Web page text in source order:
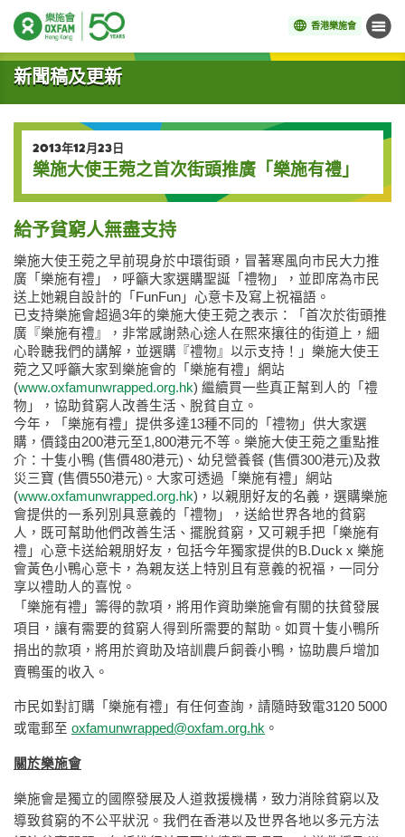
香港樂施會 目錄
開始主要內容
新聞稿及更新
2013年12月23日
樂施大使王菀之首次街頭推廣「樂施有禮」
給予貧窮人無盡支持
樂施大使王菀之早前現身於中環街頭，冒著寒風向市民大力推
廣「樂施有禮」，呼籲大家選購聖誕「禮物」，並即席為市民
送上她親自設計的「FunFun」心意卡及寫上祝福語。
已支持樂施會超過3年的樂施大使王菀之表示：「首次於街頭推
廣『樂施有禮』，非常感謝熱心途人在熙來攘往的街道上，細
心聆聽我們的講解，並選購『禮物』以示支持！」樂施大使王
菀之又呼籲大家到樂施會的「樂施有禮」網站
(www.oxfamunwrapped.org.hk) 繼續買一些真正幫到人的「禮
物」，協助貧窮人改善生活、脫貧自立。
今年，「樂施有禮」提供多達13種不同的「禮物」供大家選
購，價錢由200港元至1,800港元不等。樂施大使王菀之重點推
介：十隻小鴨 (售價480港元)、幼兒營養餐 (售價300港元)及救
災三寶 (售價550港元)。大家可透過「樂施有禮」網站
(www.oxfamunwrapped.org.hk)，以親朋好友的名義，選購樂施
會提供的一系列別具意義的「禮物」，送給世界各地的貧窮
人，既可幫助他們改善生活、擺脫貧窮，又可親手把「樂施有
禮」心意卡送給親朋好友，包括今年獨家提供的B.Duck x 樂施
會黃色小鴨心意卡，為親友送上特別且有意義的祝福，一同分
享以禮助人的喜悅。
「樂施有禮」籌得的款項，將用作資助樂施會有關的扶貧發展
項目，讓有需要的貧窮人得到所需要的幫助。如買十隻小鴨所
捐出的款項，將用於資助及培訓農戶飼養小鴨，協助農戶增加
賣鴨蛋的收入。
市民如對訂購「樂施有禮」有任何查詢，請隨時致電3120 5000
或電郵至 oxfamunwrapped@oxfam.org.hk 。
關於樂施會
樂施會是獨立的國際發展及人道救援機構，致力消除貧窮以及
導致貧窮的不公平狀況。我們在香港以及世界各地以多元方法